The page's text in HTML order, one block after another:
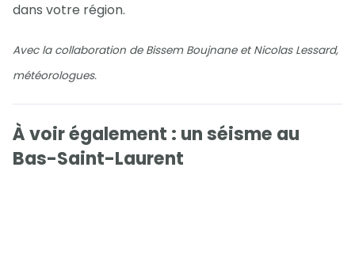
dans votre région.
Avec la collaboration de Bissem Boujnane et Nicolas Lessard,
météorologues.
À voir également : un séisme au
Bas-Saint-Laurent